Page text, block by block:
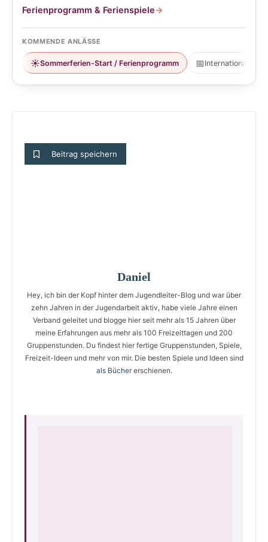
Ferienprogramm & Ferienspiele→
KOMMENDE ANLÄSSE
☀️Sommerferien-Start / Ferienprogramm 📅 Internationaler
Beitrag speichern
Daniel
Hey, ich bin der Kopf hinter dem Jugendleiter-Blog und war über
zehn Jahren in der Jugendarbeit aktiv, habe viele Jahre einen
Verband geleitet und blogge hier seit mehr als 15 Jahren über
meine Erfahrungen aus mehr als 100 Freizeittagen und 200
Gruppenstunden. Du findest hier fertige Gruppenstunden, Spiele,
Freizeit-Ideen und mehr von mir. Die besten Spiele und Ideen sind
als Büchererschienen.